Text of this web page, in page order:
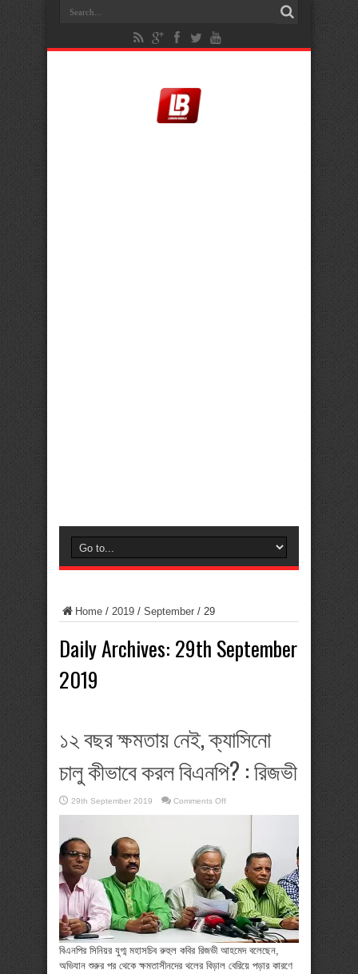
Home / 2019 / September / 29
Daily Archives: 29th September
2019
১২ বছর ক্ষমতায় নেই, ক্যাসিনো
চালু কীভাবে করল বিএনপি? : রিজভী
29th September 2019 Comments Offon
চালু
বিএনপি?
:
রিজভী
বিএনপির সিনিয়র যুগ্ম মহাসচিব রুহুল কবির রিজভী আহমেদ বলেছেন,
অভিযান শুরুর পর থেকে ক্ষমতাসীনদের থলের বিড়াল বেরিয়ে পড়ার কারণে